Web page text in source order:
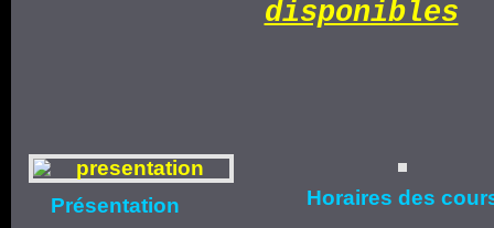
disponibles
Présentation Horaires des